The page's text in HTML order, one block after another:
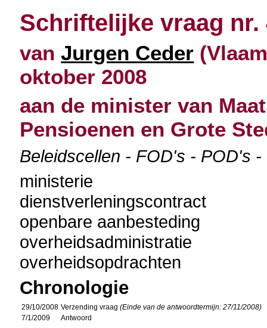
Schriftelijke vraag nr.
vanJurgen Ceder
oktober 2008
aan de minister van
Pensioenen en Grote
Beleidscellen - FOD's - POD's
ministerie
dienstverleningscontract
openbare aanbesteding
overheidsadministratie
overheidsopdrachten
Chronologie
29/10/2008 Verzending vraag(Einde van de antwoordtermijn: 27/11/2008)
7/1/2009
Antwoord